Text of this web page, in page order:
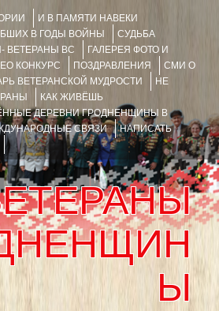
И В ПАМЯТИ НАВЕКИ
В ГОДЫ ВОЙНЫ
СУДЬБА
ВЕТЕРАНЫ ВС
ГАЛЕРЕЯ ФОТО И
КОНКУРС ПОЗДРАВЛЕНИЯ
СМИ О
ВЕТЕРАНСКОЙ МУДРОСТИ
НЕ
КАК ЖИВЁШЬ
ДЕРЕВНИ ГРОДНЕНЩИНЫ В
СВЯЗИ
НАПИСАТЬ
Ы